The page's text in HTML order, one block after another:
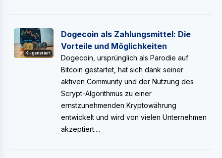
KI-generiert
Dogecoin als Zahlungsmittel: Die
Vorteile und Möglichkeiten
Dogecoin, ursprünglich als Parodie auf
Bitcoin gestartet, hat sich dank seiner
aktiven Community und der Nutzung des
Scrypt-Algorithmus zu einer
ernstzunehmenden Kryptowährung
entwickelt und wird von vielen Unternehmen
akzeptiert....